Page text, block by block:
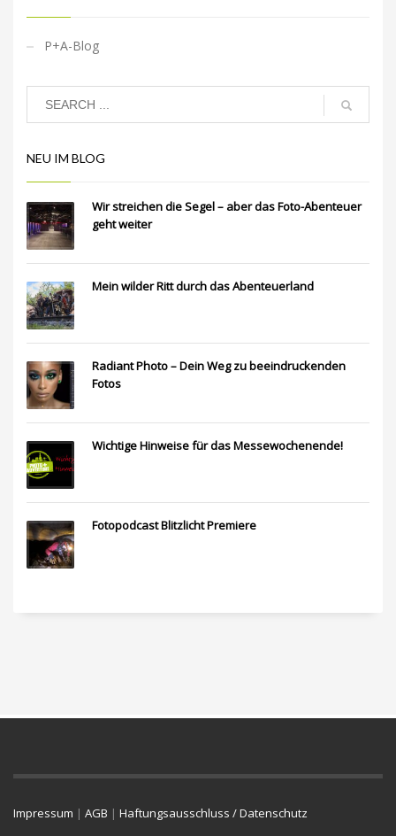
P+A-Blog
NEU IM BLOG
Wir streichen die Segel – aber das Foto-Abenteuer
geht weiter
Mein wilder Ritt durch das Abenteuerland
Radiant Photo – Dein Weg zu beeindruckenden
Fotos
Wichtige Hinweise für das Messewochenende!
Fotopodcast Blitzlicht Premiere
Impressum | AGB | Haftungsausschluss / Datenschutz